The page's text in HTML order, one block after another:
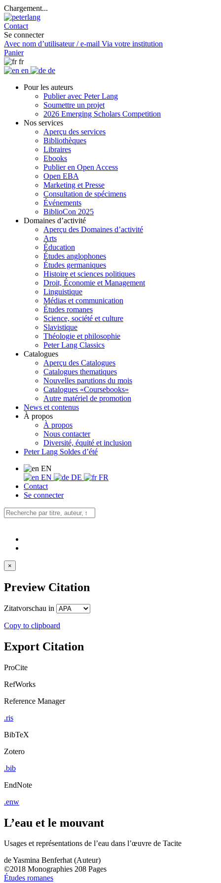
Chargement...
Contact
Se connecter
Avec nom d’utilisateur / e-mail Via votre institution
Panier
fr
en
de
Pour les auteurs
Publier avec Peter Lang
Soumettre un projet
2026 Emerging Scholars Competition
Nos services
Aperçu des services
Bibliothèques
Libraires
Ebooks
Publier en Open Access
Open EBA
Marketing et Presse
Consultation de spécimens
Événements
BiblioCon 2025
Domaines d’activité
Aperçu des Domaines d’activité
Arts
Éducation
Études anglophones
Études germaniques
Histoire et sciences politiques
Droit, Économie et Management
Linguistique
Médias et communication
Études romanes
Science, société et culture
Slavistique
Théologie et philosophie
Peter Lang Classics
Catalogues
Aperçu des Catalogues
Catalogues thematiques
Nouvelles parutions du mois
Catalogues «Coursebooks»
Autre matériel de promotion
News et contenus
À propos
À propos
Nous contacter
Diversité, équité et inclusion
Peter Lang Soldes d’été
EN
EN
DE
FR
Contact
Se connecter
×
Preview Citation
Zitatvorschau in
Copy to clipboard
Export Citation
ProCite
RefWorks
Reference Manager
.ris
BibTeX
Zotero
.bib
EndNote
.enw
L’eau et le mouvant
Usages et représentations de l’eau dans l’œuvre de Tacite
deYasmina Benferhat (Auteur)
©2018 Monographies 208 Pages
Études romanes